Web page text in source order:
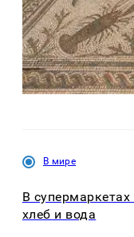
В мире
В
хлеб и вода